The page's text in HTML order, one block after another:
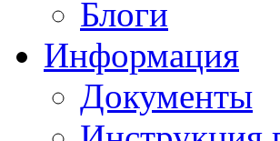
Блоги
Информация
Документы